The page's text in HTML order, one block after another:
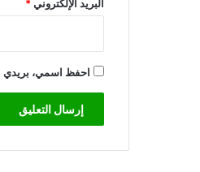
البريد الإلكتروني*
احفظ اسمي، بريدي